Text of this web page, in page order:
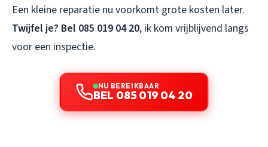
Een kleine reparatie nu voorkomt grote kosten later.
Twijfel je? Bel 085 019 04 20, ik kom vrijblijvend langs
voor een inspectie.
NU BEREIKBAAR
BEL 085 019 04 20